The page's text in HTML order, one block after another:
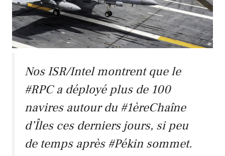
Nos ISR/Intel montrent que le
#RPCa déployé plus de 100
navires autour du #1èreChaîne
d’Îlesces derniers jours, si peu
de temps après #Pékin sommet.